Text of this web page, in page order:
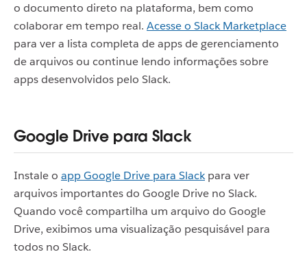
o documento direto na plataforma, bem como
colaborar em tempo real. Acesse o Slack Marketplace
para ver a lista completa de apps de gerenciamento
de arquivos ou continue lendo informações sobre
apps desenvolvidos pelo Slack.
Google Drive para Slack
Instale o app Google Drive para Slackpara ver
arquivos importantes do Google Drive no Slack.
Quando você compartilha um arquivo do Google
Drive, exibimos uma visualização pesquisável para
todos no Slack.